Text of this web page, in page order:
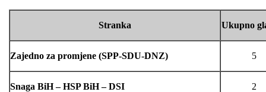
Stranka Ukupno
Zajedno za promjene (SPP-SDU-DNZ) 5
Snaga BiH – HSP BiH – DSI 2